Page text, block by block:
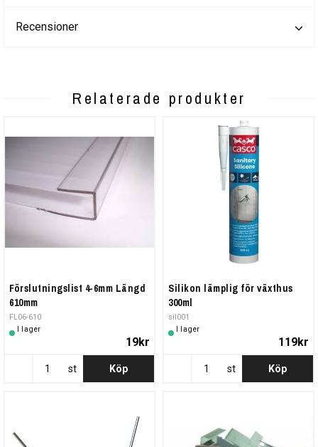
Recensioner
Relaterade produkter
Förslutningslist 4-6mm Längd
610mm
FL06-610
I lager
19kr
st Köp
Silikon lämplig för växthus
300ml
sil001
I lager
119kr
st Köp